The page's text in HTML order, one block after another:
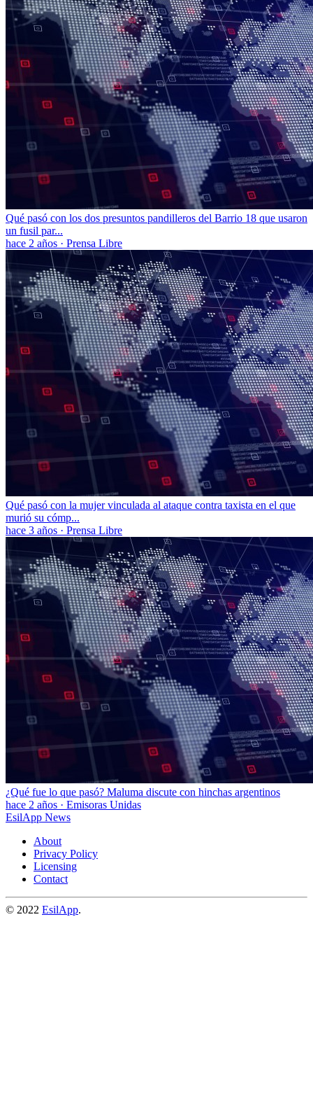
Qué pasó con los dos presuntos pandilleros del Barrio 18 que usaron
un fusil par...
hace 2 años · Prensa Libre
Qué pasó con la mujer vinculada al ataque contra taxista en el que
murió su cómp...
hace 3 años · Prensa Libre
¿Qué fue lo que pasó? Maluma discute con hinchas argentinos
hace 2 años · Emisoras Unidas
EsilApp News
About
Privacy Policy
Licensing
Contact
© 2022 EsilApp.